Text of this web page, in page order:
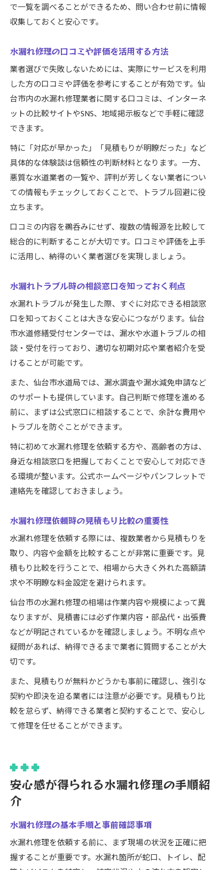
で一覧を調べることができるため、問い合わせ前に情報
収集しておくと安心です。
水漏れ修理の口コミや評価を活用する方法
業者選びで失敗しないためには、実際にサービスを利用
した方の口コミや評価を参考にすることが有効です。仙
台市内の水漏れ修理業者に関する口コミは、インターネ
ットの比較サイトやSNS、地域掲示板などで手軽に確認
できます。
特に「対応が早かった」「見積もりが明瞭だった」など
具体的な体験談は信頼性の判断材料となります。一方、
悪質な水道業者の一覧や、評判が芳しくない業者につい
ての情報もチェックしておくことで、トラブル回避に役
立ちます。
口コミの内容を鵜呑みにせず、複数の情報源を比較して
総合的に判断することが大切です。口コミや評価を上手
に活用し、納得のいく業者選びを実現しましょう。
水漏れトラブル時の相談窓口を知っておく利点
水漏れトラブルが発生した際、すぐに対応できる相談窓
口を知っておくことは大きな安心につながります。仙台
市水道修繕受付センターでは、漏水や水道トラブルの相
談・受付を行っており、適切な初期対応や業者紹介を受
けることが可能です。
また、仙台市水道局では、漏水調査や漏水減免申請など
のサポートも提供しています。自己判断で修理を進める
前に、まずは公式窓口に相談することで、余計な費用や
トラブルを防ぐことができます。
特に初めて水漏れ修理を依頼する方や、高齢者の方は、
身近な相談窓口を把握しておくことで安心して対応でき
る環境が整います。公式ホームページやパンフレットで
連絡先を確認しておきましょう。
水漏れ修理依頼時の見積もり比較の重要性
水漏れ修理を依頼する際には、複数業者から見積もりを
取り、内容や金額を比較することが非常に重要です。見
積もり比較を行うことで、相場から大きく外れた高額請
求や不明瞭な料金設定を避けられます。
仙台市の水漏れ修理の相場は作業内容や規模によって異
なりますが、見積書には必ず作業内容・部品代・出張費
などが明記されているかを確認しましょう。不明な点や
疑問があれば、納得できるまで業者に質問することが大
切です。
また、見積もりが無料かどうかも事前に確認し、強引な
契約や即決を迫る業者には注意が必要です。見積もり比
較を怠らず、納得できる業者と契約することで、安心し
て修理を任せることができます。
安心感が得られる水漏れ修理の手順紹
介
水漏れ修理の基本手順と事前確認事項
水漏れ修理を依頼する前に、まず現場の状況を正確に把
握することが重要です。水漏れ箇所が蛇口、トイレ、配